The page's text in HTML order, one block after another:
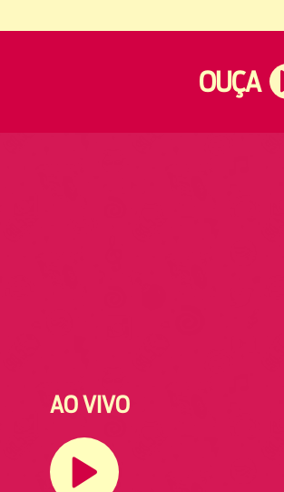
OUÇA
AO VIVO